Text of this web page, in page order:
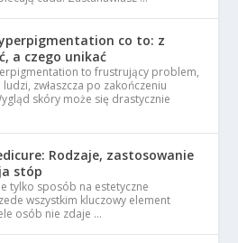
co to: z
a czego unikać
to frustrujący problem,
zwłaszcza po zakończeniu
skóry może się drastycznie
Rodzaje, zastosowanie
stóp
tylko sposób na estetyczne
wszystkim kluczowy element
osób nie zdaje …